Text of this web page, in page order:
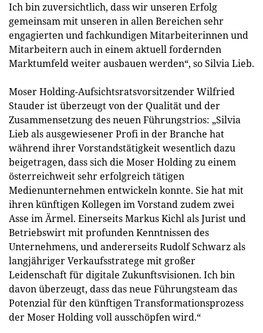
Ich bin zuversichtlich, dass wir unseren Erfolg
gemeinsam mit unseren in allen Bereichen sehr
engagierten und fachkundigen Mitarbeiterinnen und
Mitarbeitern auch in einem aktuell fordernden
Marktumfeld weiter ausbauen werden“, so Silvia Lieb.
Moser Holding-Aufsichtsratsvorsitzender Wilfried
Stauder ist überzeugt von der Qualität und der
Zusammensetzung des neuen Führungstrios: „Silvia
Lieb als ausgewiesener Profi in der Branche hat
während ihrer Vorstandstätigkeit wesentlich dazu
beigetragen, dass sich die Moser Holding zu einem
österreichweit sehr erfolgreich tätigen
Medienunternehmen entwickeln konnte. Sie hat mit
ihren künftigen Kollegen im Vorstand zudem zwei
Asse im Ärmel. Einerseits Markus Kichl als Jurist und
Betriebswirt mit profunden Kenntnissen des
Unternehmens, und andererseits Rudolf Schwarz als
langjähriger Verkaufsstratege mit großer
Leidenschaft für digitale Zukunftsvisionen. Ich bin
davon überzeugt, dass das neue Führungsteam das
Potenzial für den künftigen Transformationsprozess
der Moser Holding voll ausschöpfen wird.“